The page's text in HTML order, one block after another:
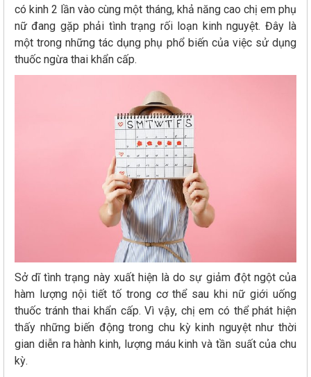
có kinh 2 lần vào cùng một tháng, khả năng cao chị em phụ
nữ đang gặp phải tình trạng rối loạn kinh nguyệt. Đây là
một trong những tác dụng phụ phổ biến của việc sử dụng
thuốc ngừa thai khẩn cấp.
Sở dĩ tình trạng này xuất hiện là do sự giảm đột ngột của
hàm lượng nội tiết tố trong cơ thể sau khi nữ giới uống
thuốc tránh thai khẩn cấp. Vì vậy, chị em có thể phát hiện
thấy những biến động trong chu kỳ kinh nguyệt như thời
gian diễn ra hành kinh, lượng máu kinh và tần suất của chu
kỳ.